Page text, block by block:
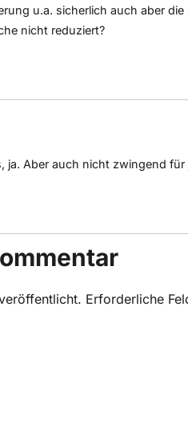
u.a. sicherlich auch aber
nicht reduziert?
ja. Aber auch nicht zwingend
Erforderliche